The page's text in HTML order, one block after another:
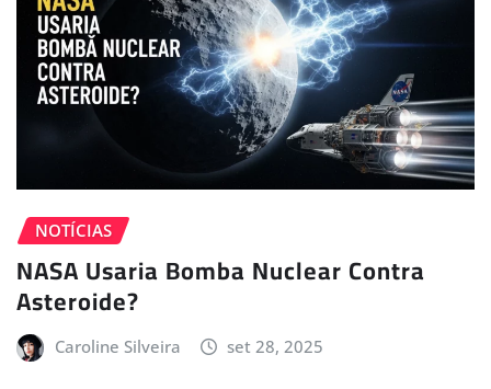
NOTÍCIAS
NASA Usaria Bomba Nuclear Contra
Asteroide?
Caroline Silveira set 28, 2025